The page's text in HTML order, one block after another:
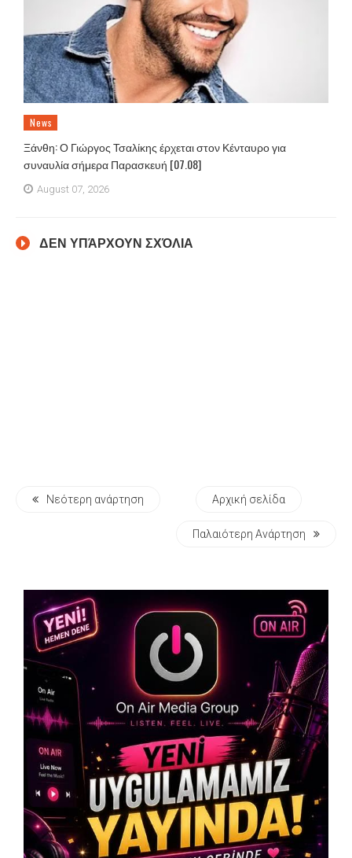
News
Ξάνθη: Ο Γιώργος Τσαλίκης έρχεται στον Κένταυρο για
συναυλία σήμερα Παρασκευή [07.08]
August 07, 2026
ΔΕΝ ΥΠΆΡΧΟΥΝ ΣΧΌΛΙΑ
Νεότερη ανάρτηση Αρχική σελίδα
Παλαιότερη Ανάρτηση